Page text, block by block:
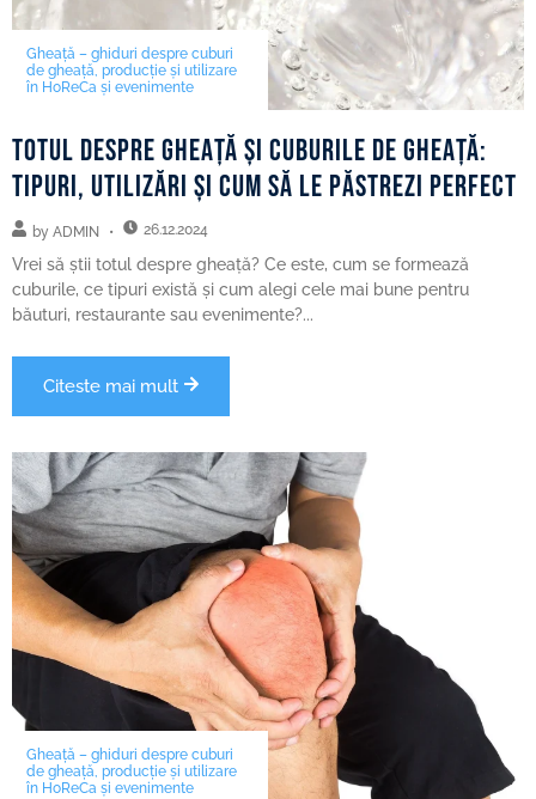
Gheață – ghiduri despre cuburi
de gheață, producție și utilizare
în HoReCa și evenimente
Totul despre gheață și cuburile de gheață:
tipuri, utilizări și cum să le păstrezi perfect
by ADMIN 26.12.2024
Vrei să știi totul despre gheață? Ce este, cum se formează
cuburile, ce tipuri există și cum alegi cele mai bune pentru
băuturi, restaurante sau evenimente?...
Citeste mai mult
Gheață – ghiduri despre cuburi
de gheață, producție și utilizare
în HoReCa și evenimente